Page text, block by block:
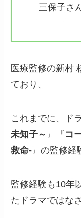
三保子さ
医療監修の新村
ており、
これまでに、ド
未知子～ 』『 コ
救命- 』の監修経
監修経験も10年
たドラマではな